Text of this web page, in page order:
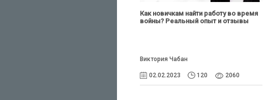
Как новичкам найти работу во время
войны? Реальный опыт и отзывы
Виктория Чабан
02.02.2023 120 2060